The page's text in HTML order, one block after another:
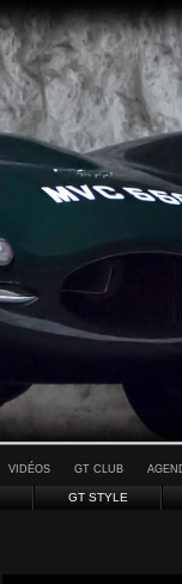
VIDÉOS GT CLUB
GT STYLE